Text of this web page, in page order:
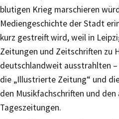
blutigen Krieg marschieren
Mediengeschichte der Stadt
kurz gestreift wird, weil in
Zeitungen und Zeitschriften zu
deutschlandweit ausstrahlten –
die „Illustrierte Zeitung“ und
den Musikfachschriften und
Tageszeitungen.